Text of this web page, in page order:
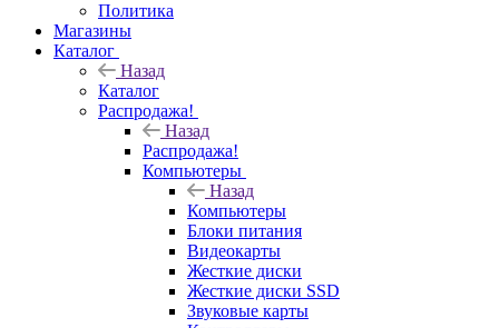
Политика
Магазины
Каталог
Назад
Каталог
Распродажа!
Назад
Распродажа!
Компьютеры
Назад
Компьютеры
Блоки питания
Видеокарты
Жесткие диски
Жесткие диски SSD
Звуковые карты